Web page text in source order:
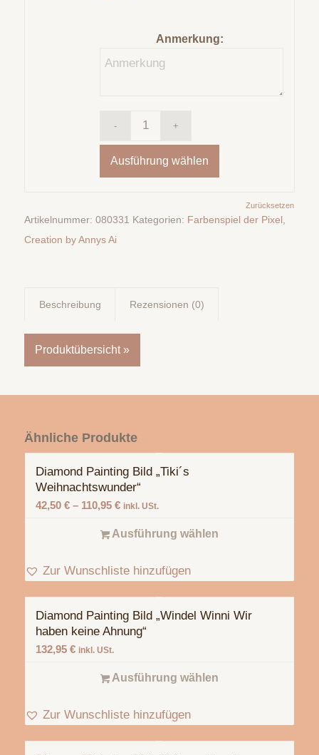
Zurücksetzen
Anmerkung:
Ausführung wählen
Artikelnummer: 080331 Kategorien: Farbenspiel der Pixel
Creation by Annys Ai
Beschreibung Rezensionen (0)
Produktübersicht »
Ähnliche Produkte
Diamond Painting Bild „Tiki´s
Weihnachtswunder“
42,50 €– 110,95 € inkl. USt.
Ausführung wählen
Zur Wunschliste hinzufügen
Diamond Painting Bild „Windel Winni Wir
haben keine Ahnung“
132,95 € inkl. USt.
Ausführung wählen
Zur Wunschliste hinzufügen